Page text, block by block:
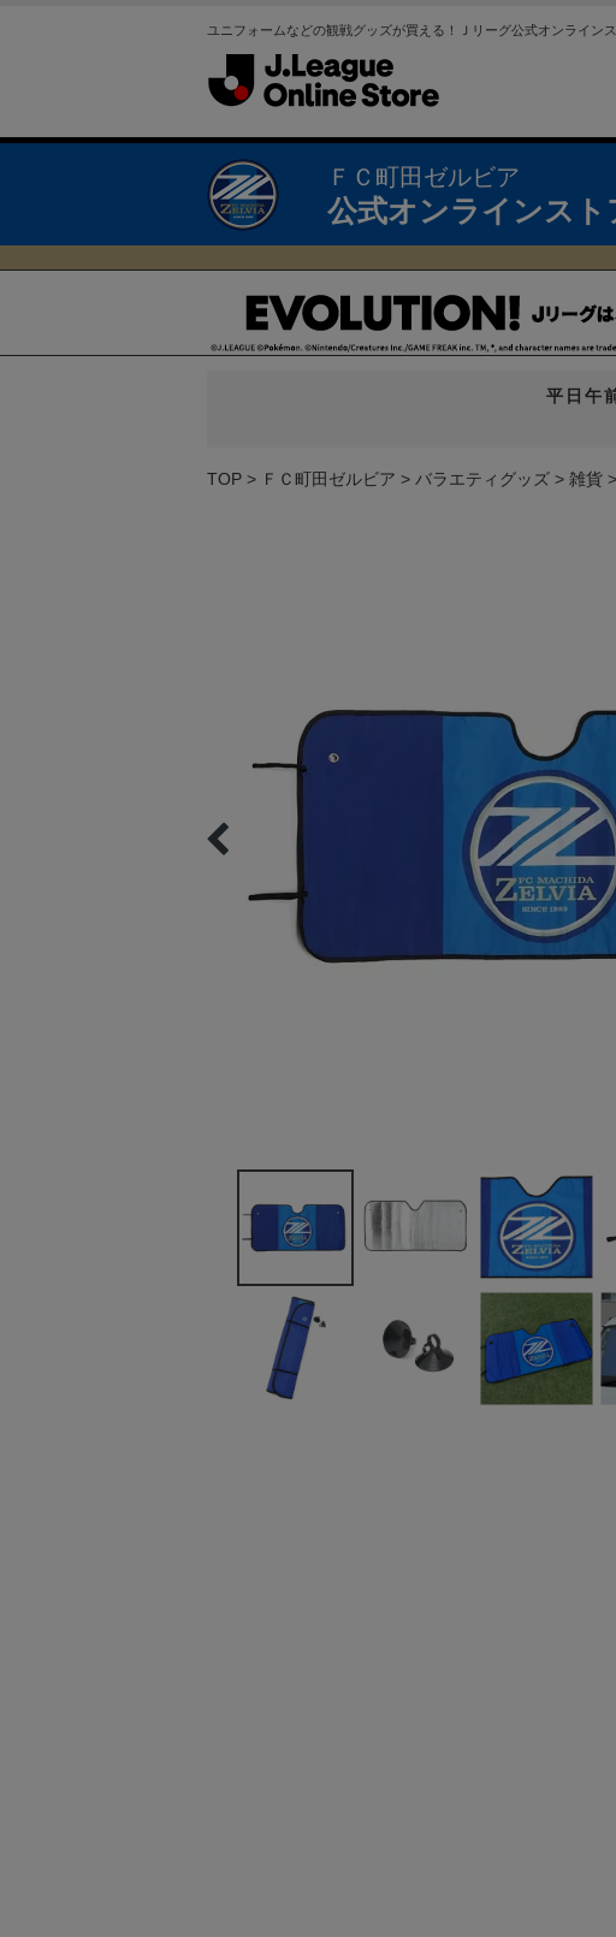
ユニフォームなどの観戦グッズが買える！Ｊリーグ公式オンライン
ＦＣ町田ゼルビア
公式オンラインスト
平日午
TOP ＦＣ町田ゼルビア バラエティグッズ 雑貨